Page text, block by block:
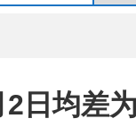
日均差